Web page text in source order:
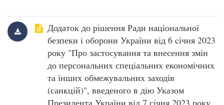
Додаток до рішення Ради національної
безпеки і оборони України від 6 cічня 2023
року "Про застосування та внесення змін
до персональних спеціальних економічних
та інших обмежувальних заходів
(санкцій)", введеного в дію Указом